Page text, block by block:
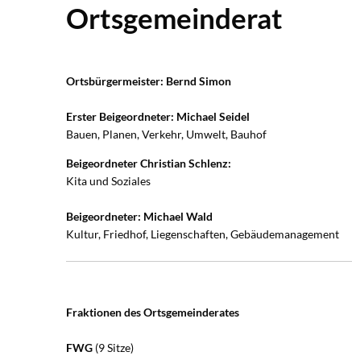
Ortsgemeinderat
Ortsgemeinderat
Ortsbürgermeister: Bernd Simon
Erster Beigeordneter: Michael Seidel
Bauen, Planen, Verkehr, Umwelt, Bauhof
Beigeordneter Christian Schlenz:
Kita und Soziales
Beigeordneter: Michael Wald
Kultur, Friedhof, Liegenschaften, Gebäudemanagement
Fraktionen des Ortsgemeinderates
FWG (9 Sitze)